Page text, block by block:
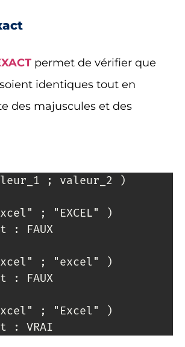
permet de vérifier que
identiques tout en
des majuscules et des
; valeur_2 )
; "EXCEL" )
: FAUX
; "excel" )
: FAUX
; "Excel" )
: VRAI